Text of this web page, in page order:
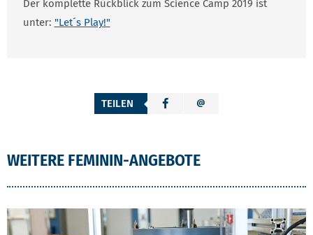
Der komplette Rückblick zum Science Camp 2019 ist
unter: "Let´s Play!"
TEILEN
WEITERE FEMININ-ANGEBOTE